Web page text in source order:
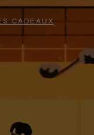
CADEAUX